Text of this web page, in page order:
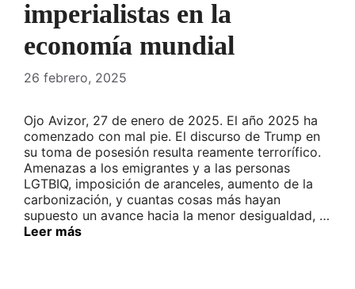
imperialistas en la
economía mundial
26 febrero, 2025
Ojo Avizor, 27 de enero de 2025. El año 2025 ha
comenzado con mal pie. El discurso de Trump en
su toma de posesión resulta reamente terrorífico.
Amenazas a los emigrantes y a las personas
LGTBIQ, imposición de aranceles, aumento de la
carbonización, y cuantas cosas más hayan
supuesto un avance hacia la menor desigualdad, …
Leer más